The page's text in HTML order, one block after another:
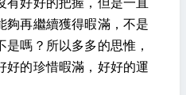
有好好的把握，但是一直
夠再繼續獲得暇滿，不是
嗎？所以多多的思惟，
好的珍惜暇滿，好好的運